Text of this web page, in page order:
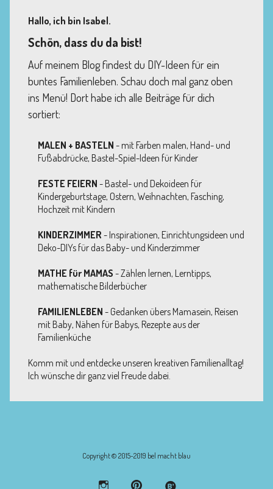
Hallo, ich bin Isabel.
Schön, dass du da bist!
Auf meinem Blog findest du DIY-Ideen für ein
buntes Familienleben. Schau doch mal ganz oben
ins Menü! Dort habe ich alle Beiträge für dich
sortiert:
MALEN + BASTELN - mit Farben malen, Hand- und
Fußabdrücke, Bastel-Spiel-Ideen für Kinder
FESTE FEIERN - Bastel- und Dekoideen für
Kindergeburtstage, Ostern, Weihnachten, Fasching,
Hochzeit mit Kindern
KINDERZIMMER - Inspirationen, Einrichtungsideen und
Deko-DIYs für das Baby- und Kinderzimmer
MATHE für MAMAS - Zählen lernen, Lerntipps,
mathematische Bilderbücher
FAMILIENLEBEN - Gedanken übers Mamasein, Reisen
mit Baby, Nähen für Babys, Rezepte aus der
Familienküche
Komm mit und entdecke unseren kreativen Familienalltag!
Ich wünsche dir ganz viel Freude dabei.
Copyright © 2015-2019 bel macht blau